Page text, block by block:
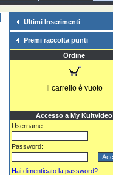
Ultimi Inserimenti
Premi raccolta punti
Ordine
Il carrello è vuoto
Accesso a My Kultvideo
Username:
Password:
Hai dimenticato la password?